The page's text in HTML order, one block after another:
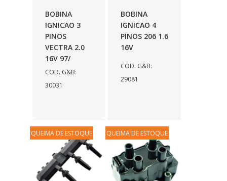
BOBINA
IGNICAO 3
PINOS
VECTRA 2.0
16V 97/
COD. G&B:
30031
BOBINA
IGNICAO 4
PINOS 206 1.6
16V
COD. G&B:
29081
QUEIMA DE ESTOQUE QUEIMA DE ESTOQUE